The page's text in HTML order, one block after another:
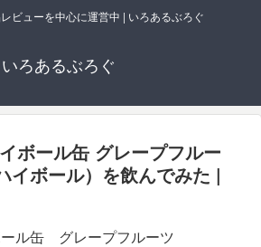
ビューを中心に運営中 | いろあるぶろぐ
いろあるぶろぐ
ボール缶 グレープフルー
イボール）を飲んでみた |